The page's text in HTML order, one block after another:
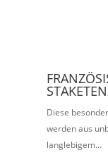
Diese
werden aus
langlebigem…